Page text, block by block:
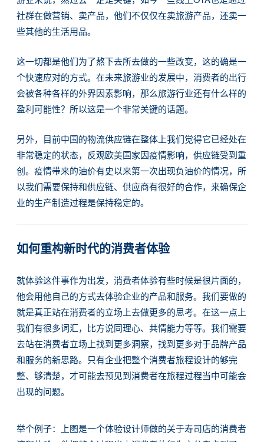
忘记密码? 没帐号？注册一个
社群在做营销、卖产品，他们不仅仅在卖旅游产品，还卖一
些其他的生活用品。
这一切都是他们为了熬下去所去做的一些改变，这的确是一
个快速应对的方式。在未来旅游业的发展中，消费者的出行
会被各种各样的外界因素影响，那么旅游行业还有什么样的
盈利可能性？所以这是一个非常关键的话题。
另外，目前中国的物流供应链在整体上我们觉得它已经处在
非常稳定的状态，反观欧美国家因疫情影响，供应链受到重
创。疫情带来的油价有史以来第一次出现负油价的情况，所
以我们需要保持和供应链、供应商有很好的合作，来确保企
业的生产制造过程是保持稳定的。
如何重构新时代的消费者体验
就体验这件事作为出发，消费者体验有些时候是很片面的，
他会用他自己的方式去体验企业的产品和服务。我们要做的
就是真正站在消费者的立场上去做更多的思考。在这一点上
我们有很多词汇，比方说同理心、共情能力等等。我们需要
去站在消费者立场上找到更多洞察，找到更多对于品牌产品
和服务的新思路。只有企业把整个消费者旅程设计的够完
整、够清楚，才可能去预见到消费者在旅程过程当中可能会
出现的问题。
举个例子：上图是一个体验设计师做的关于寿司店的消费者